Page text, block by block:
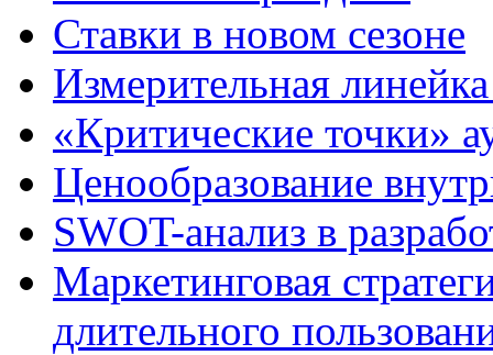
Ставки в новом сезоне
Измерительная
«Критические точки»
Ценообразование
SWOT-анализ в
Маркетинговая
длительного